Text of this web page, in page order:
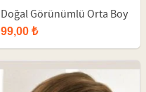
Doğal Görünümlü Orta Boy
Sentetik Peruk
99,00 ₺